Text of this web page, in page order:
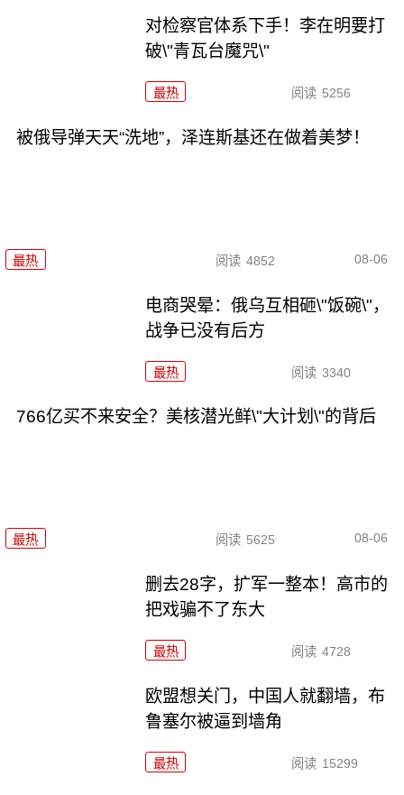
对检察官体系下手！李在明要打
破\"青瓦台魔咒\"
最热 阅读 5256
被俄导弹天天“洗地”，泽连斯基还在做着美梦！
最热 阅读 4852 08-06
电商哭晕：俄乌互相砸\"饭碗\"，
战争已没有后方
最热 阅读 3340
766亿买不来安全？美核潜光鲜\"大计划\"的背后
最热 阅读 5625 08-06
删去28字，扩军一整本！高市的
把戏骗不了东大
最热 阅读 4728
欧盟想关门，中国人就翻墙，布
鲁塞尔被逼到墙角
最热 阅读 15299